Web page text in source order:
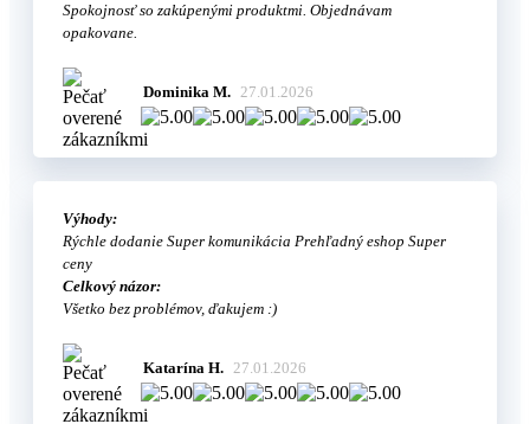
Spokojnosť so zakúpenými produktmi. Objednávam
opakovane.
Dominika M. 27.01.2026
Výhody:
Rýchle dodanie Super komunikácia Prehľadný eshop Super
ceny
Celkový názor:
Všetko bez problémov, ďakujem :)
Katarína H. 27.01.2026